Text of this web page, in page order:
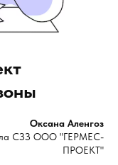
Оксана Аленгоз
СЗЗ ООО "ГЕРМЕС-
ПРОЕКТ"